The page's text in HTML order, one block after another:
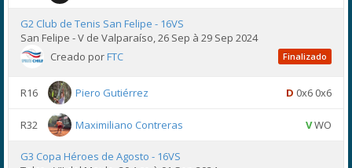
G2 Club de Tenis San Felipe - 16VS
San Felipe - V de Valparaíso, 26 Sep à 29 Sep 2024
Creado porFTC Finalizado
R16 Piero Gutiérrez D 0x6 0x6
R32 Maximiliano Contreras VWO
G3 Copa Héroes de Agosto - 16VS